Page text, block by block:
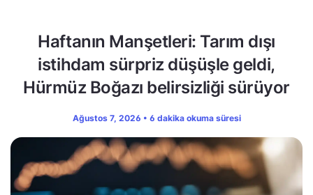
Haftanın Manşetleri: Tarım dışı
istihdam sürpriz düşüşle geldi,
Hürmüz Boğazı belirsizliği sürüyor
Ağustos 7, 2026 • 6 dakika okuma süresi